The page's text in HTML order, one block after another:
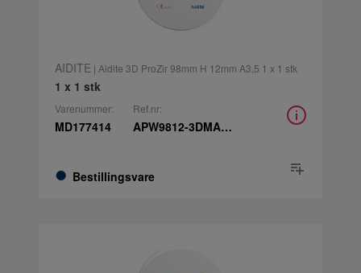
AIDITE | Aidite 3D ProZir 98mm H 12mm A3,5 1 x 1 stk
1 x 1 stk
Varenummer:
MD177414
Bestillingsvare
Ref.nr:
APW9812-3DMA3.5